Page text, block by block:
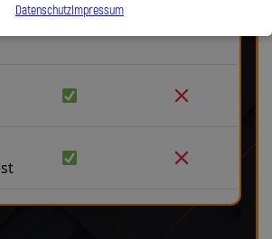
DatenschutzImpressum